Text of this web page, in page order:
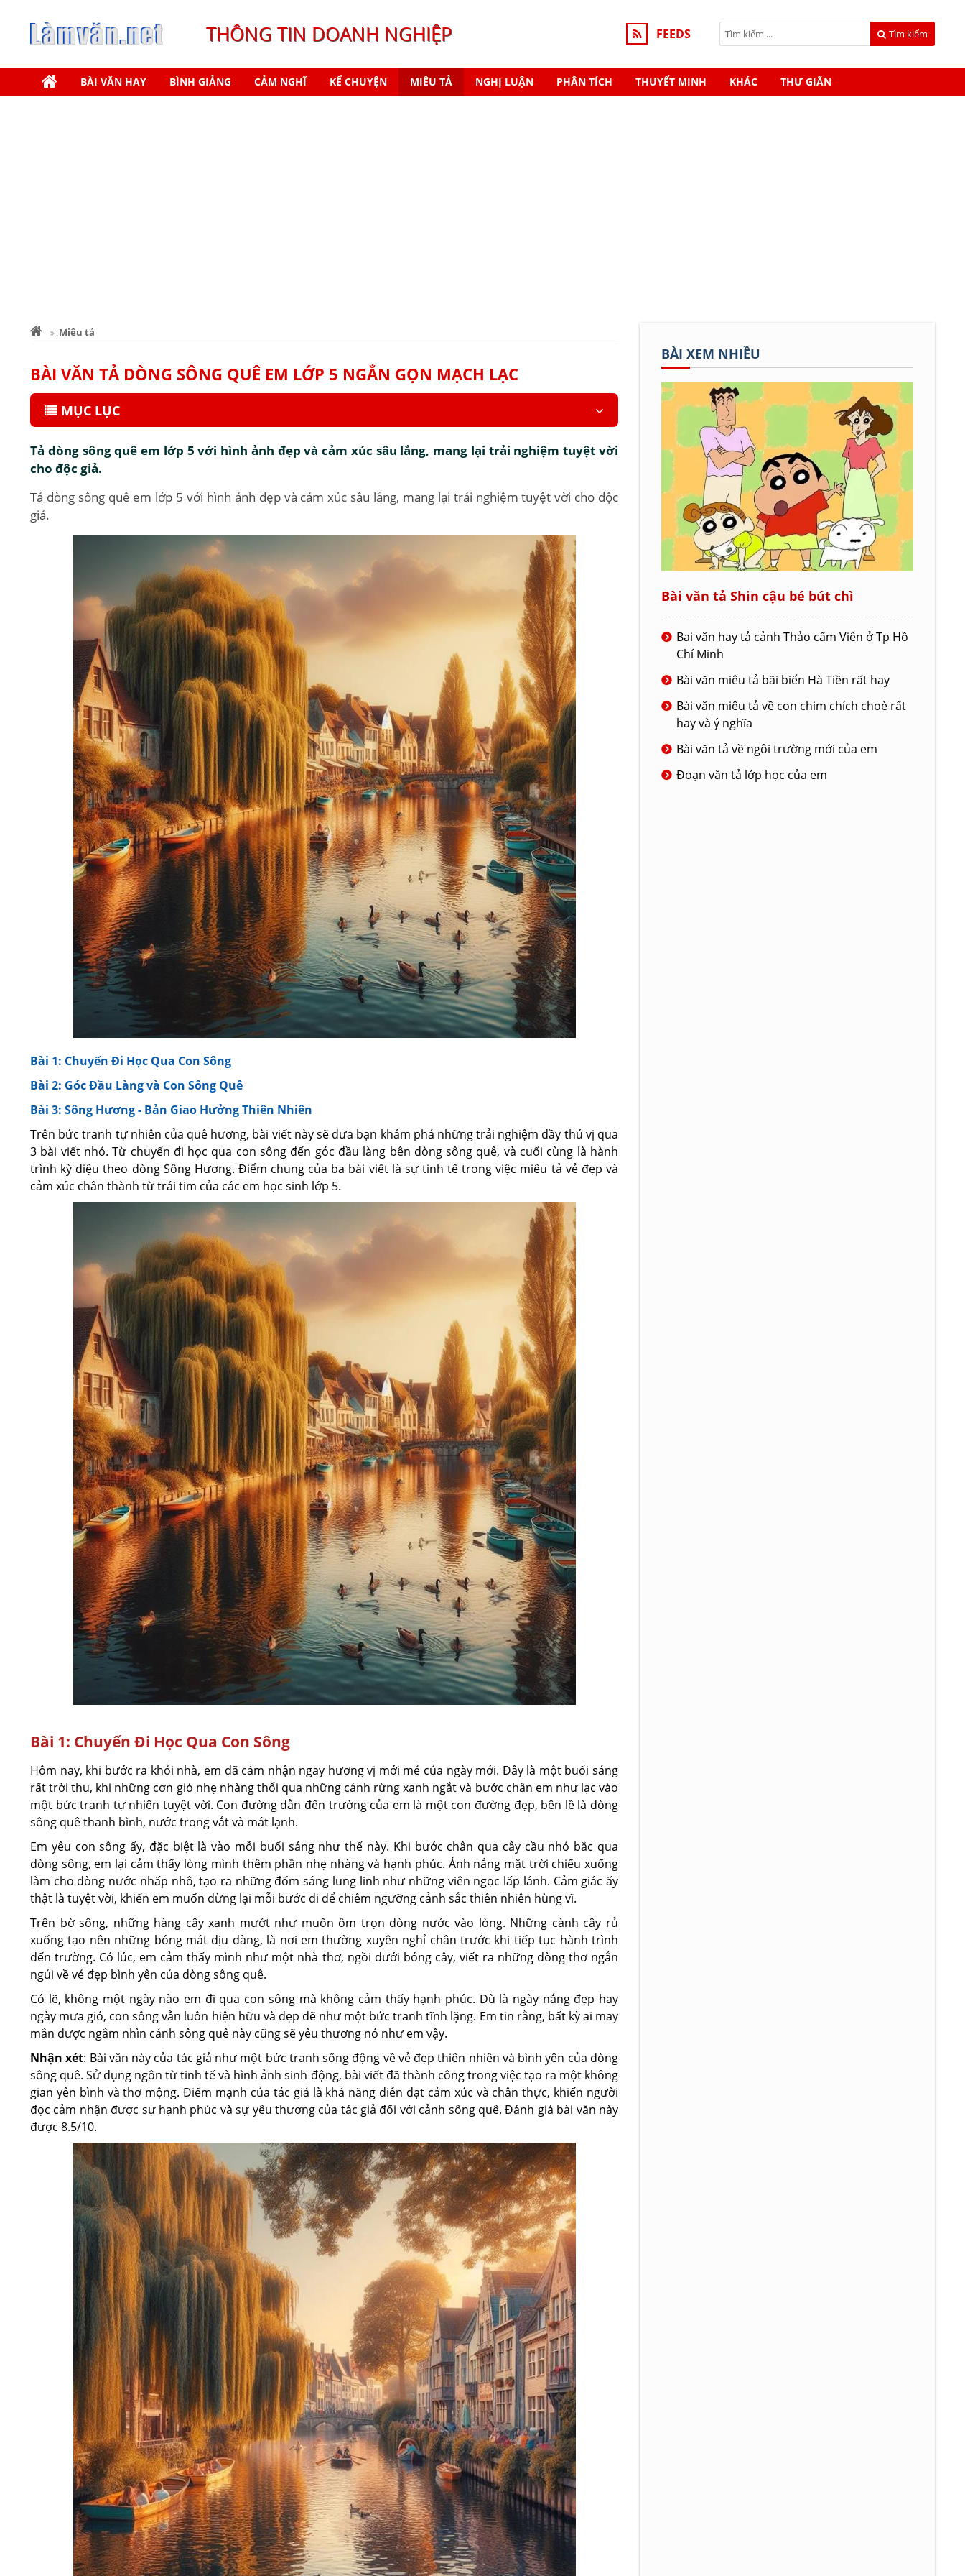
THÔNG TIN DOANH NGHIỆP FEEDS Tìm kiếm
BÀI VĂN HAY BÌNH GIẢNG CẢM NGHĨ KỂ CHUYỆN MIÊU TẢ NGHỊ LUẬN PHÂN TÍCH THUYẾT MINH KHÁC THƯ GIÃN
Miêu tả
BÀI VĂN TẢ DÒNG SÔNG QUÊ EM LỚP 5 NGẮN GỌN MẠCH LẠC
MỤC LỤC
Tả dòng sông quê em lớp 5 với hình ảnh đẹp và cảm xúc sâu lắng, mang lại trải nghiệm tuyệt vời
cho độc giả.
Tả dòng sông quê em lớp 5 với hình ảnh đẹp và cảm xúc sâu lắng, mang lại trải nghiệm tuyệt vời cho độc
giả.
Bài 1: Chuyến Đi Học Qua Con Sông
Bài 2: Góc Đầu Làng và Con Sông Quê
Bài 3: Sông Hương - Bản Giao Hưởng Thiên Nhiên
Trên bức tranh tự nhiên của quê hương, bài viết này sẽ đưa bạn khám phá những trải nghiệm đầy thú vị qua
3 bài viết nhỏ. Từ chuyến đi học qua con sông đến góc đầu làng bên dòng sông quê, và cuối cùng là hành
trình kỳ diệu theo dòng Sông Hương. Điểm chung của ba bài viết là sự tinh tế trong việc miêu tả vẻ đẹp và
cảm xúc chân thành từ trái tim của các em học sinh lớp 5.
Bài 1: Chuyến Đi Học Qua Con Sông
Hôm nay, khi bước ra khỏi nhà, em đã cảm nhận ngay hương vị mới mẻ của ngày mới. Đây là một buổi sáng
rất trời thu, khi những cơn gió nhẹ nhàng thổi qua những cánh rừng xanh ngắt và bước chân em như lạc vào
một bức tranh tự nhiên tuyệt vời. Con đường dẫn đến trường của em là một con đường đẹp, bên lề là dòng
sông quê thanh bình, nước trong vắt và mát lạnh.
Em yêu con sông ấy, đặc biệt là vào mỗi buổi sáng như thế này. Khi bước chân qua cây cầu nhỏ bắc qua
dòng sông, em lại cảm thấy lòng mình thêm phần nhẹ nhàng và hạnh phúc. Ánh nắng mặt trời chiếu xuống
làm cho dòng nước nhấp nhô, tạo ra những đốm sáng lung linh như những viên ngọc lấp lánh. Cảm giác ấy
thật là tuyệt vời, khiến em muốn dừng lại mỗi bước đi để chiêm ngưỡng cảnh sắc thiên nhiên hùng vĩ.
Trên bờ sông, những hàng cây xanh mướt như muốn ôm trọn dòng nước vào lòng. Những cành cây rủ
xuống tạo nên những bóng mát dịu dàng, là nơi em thường xuyên nghỉ chân trước khi tiếp tục hành trình
đến trường. Có lúc, em cảm thấy mình như một nhà thơ, ngồi dưới bóng cây, viết ra những dòng thơ ngắn
ngủi về vẻ đẹp bình yên của dòng sông quê.
Có lẽ, không một ngày nào em đi qua con sông mà không cảm thấy hạnh phúc. Dù là ngày nắng đẹp hay
ngày mưa gió, con sông vẫn luôn hiện hữu và đẹp đẽ như một bức tranh tĩnh lặng. Em tin rằng, bất kỳ ai may
mắn được ngắm nhìn cảnh sông quê này cũng sẽ yêu thương nó như em vậy.
Nhận xét: Bài văn này của tác giả như một bức tranh sống động về vẻ đẹp thiên nhiên và bình yên của dòng
sông quê. Sử dụng ngôn từ tinh tế và hình ảnh sinh động, bài viết đã thành công trong việc tạo ra một không
gian yên bình và thơ mộng. Điểm mạnh của tác giả là khả năng diễn đạt cảm xúc và chân thực, khiến người
đọc cảm nhận được sự hạnh phúc và sự yêu thương của tác giả đối với cảnh sông quê. Đánh giá bài văn này
được 8.5/10.
BÀI XEM NHIỀU
Bài văn tả Shin cậu bé bút chì
Bai văn hay tả cảnh Thảo cấm Viên ở Tp Hồ
Chí Minh
Bài văn miêu tả bãi biển Hà Tiền rất hay
Bài văn miêu tả về con chim chích choè rất
hay và ý nghĩa
Bài văn tả về ngôi trường mới của em
Đoạn văn tả lớp học của em